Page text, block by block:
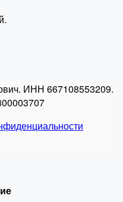
ИНН 667108553209.